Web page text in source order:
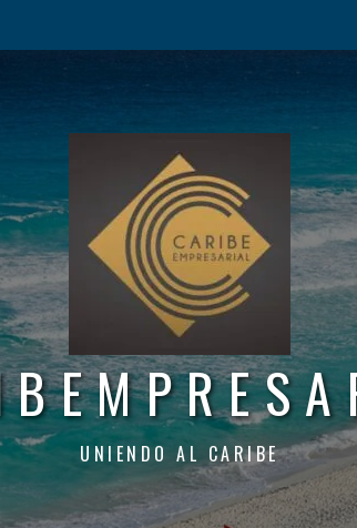
UNIENDO AL CARIBE